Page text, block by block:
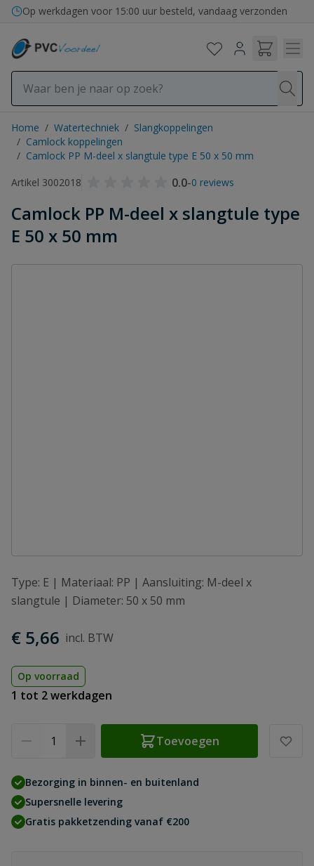
Ga naar de inhoud
Op werkdagen voor 15:00 uur besteld, vandaag verzonden
Home / Watertechniek / Slangkoppelingen
/ Camlock koppelingen
/ Camlock PP M-deel x slangtule type E 50 x 50 mm
Artikel 3002018
0.0-0 reviews
Camlock PP M-deel x slangtule type
E 50 x 50 mm
Type: E | Materiaal: PP | Aansluiting: M-deel x
slangtule | Diameter: 50 x 50 mm
€ 5,66
Op voorraad
1 tot 2 werkdagen
Toevoegen
Bezorging in binnen- en buitenland
Supersnelle levering
Gratis pakketzending vanaf €200